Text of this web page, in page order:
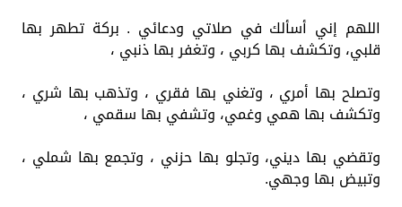
اللهم إني أسألك في صلاتي ودعائي . بركة تطهر بها
قلبي، وتكشف بها كربي ، وتغفر بها ذنبي ،
وتصلح بها أمري ، وتغني بها فقري ، وتذهب بها شري ،
وتكشف بها همي وغمي، وتشفي بها سقمي ،
وتقضي بها ديني، وتجلو بها حزني ، وتجمع بها شملي ،
وتبيض بها وجهي.